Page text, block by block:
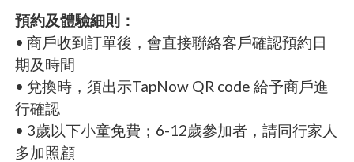
預約及體驗細則：
• 商戶收到訂單後，會直接聯絡客戶確認預約日
期及時間
• 兌換時，須出示TapNow QR code 給予商戶進
行確認
• 3歲以下小童免費；6-12歲參加者，請同行家人
多加照顧